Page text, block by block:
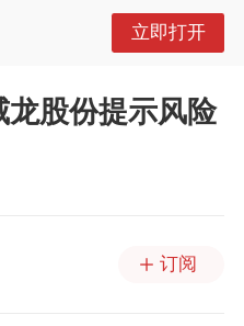
立即打开
股份提示风险
订阅